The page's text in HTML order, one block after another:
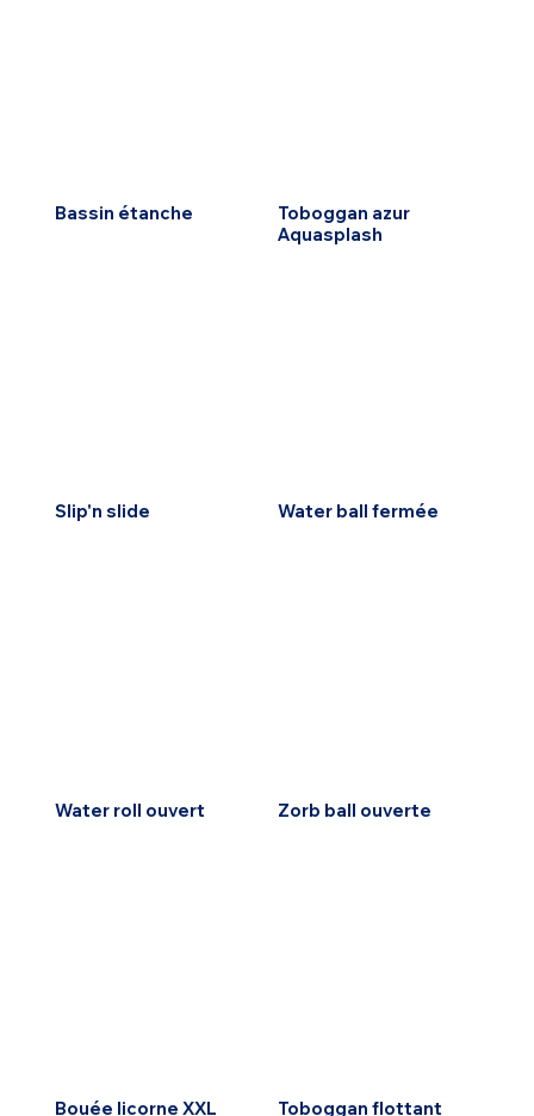
Bassin étanche
Toboggan azur
Aquasplash
Slip'n slide Water ball fermée
Water roll ouvert Zorb ball ouverte
Bouée licorne XXL Toboggan flottant